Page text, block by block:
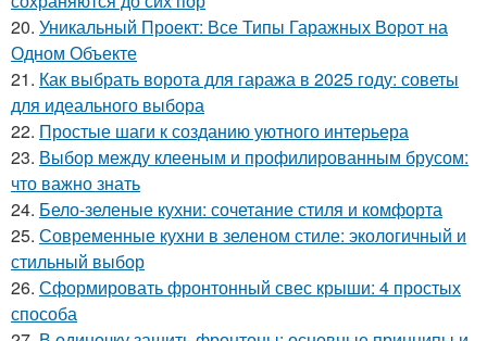
20. Уникальный Проект: Все Типы Гаражных Ворот на
Одном Объекте
21. Как выбрать ворота для гаража в 2025 году: советы
для идеального выбора
22. Простые шаги к созданию уютного интерьера
23. Выбор между клееным и профилированным брусом:
что важно знать
24. Бело-зеленые кухни: сочетание стиля и комфорта
25. Современные кухни в зеленом стиле: экологичный и
стильный выбор
26. Сформировать фронтонный свес крыши: 4 простых
способа